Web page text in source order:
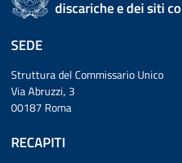
discariche e dei siti
SEDE
Struttura del Commissario Unico
Via Abruzzi, 3
00187 Roma
RECAPITI